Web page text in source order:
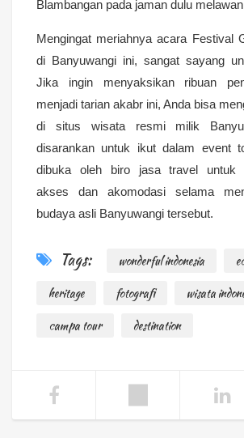
Blambangan pada jaman dulu
Mengingat meriahnya acara Festival
di Banyuwangi ini, sangat sayang
Jika ingin menyaksikan ribuan
menjadi tarian akabr ini, Anda bisa
di situs wisata resmi milik
disarankan untuk ikut dalam event
dibuka oleh biro jasa travel untuk
akses dan akomodasi selama
budaya asli Banyuwangi tersebut.
Tags: wonderful indonesia
heritage
fotografi
wisata
campa tour
destination